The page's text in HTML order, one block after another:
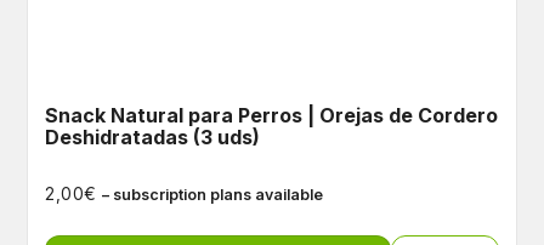
Snack Natural para Perros | Orejas de Cordero
Deshidratadas (3 uds)
2,00€ – subscription plans available